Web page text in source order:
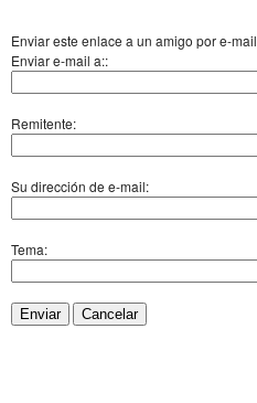
Enviar este enlace a un amigo por e-mail
Enviar e-mail a::
Remitente:
Su dirección de e-mail:
Tema:
Enviar Cancelar